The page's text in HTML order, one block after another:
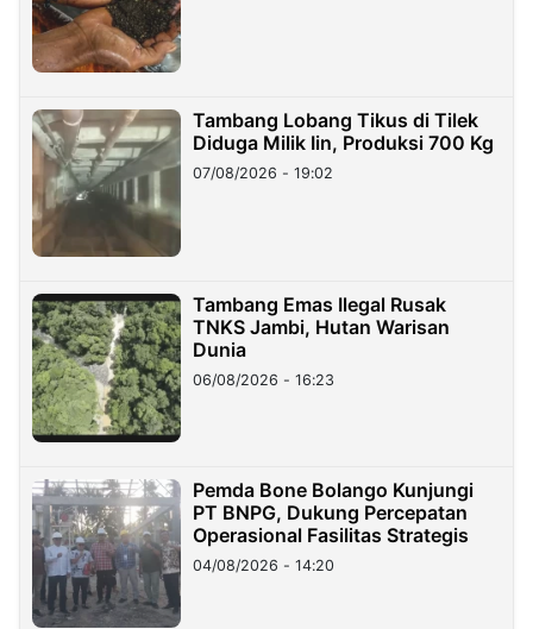
Tambang Lobang Tikus di Tilek
Diduga Milik Iin, Produksi 700 Kg
07/08/2026 - 19:02
Tambang Emas Ilegal Rusak
TNKS Jambi, Hutan Warisan
Dunia
06/08/2026 - 16:23
Pemda Bone Bolango Kunjungi
PT BNPG, Dukung Percepatan
Operasional Fasilitas Strategis
04/08/2026 - 14:20